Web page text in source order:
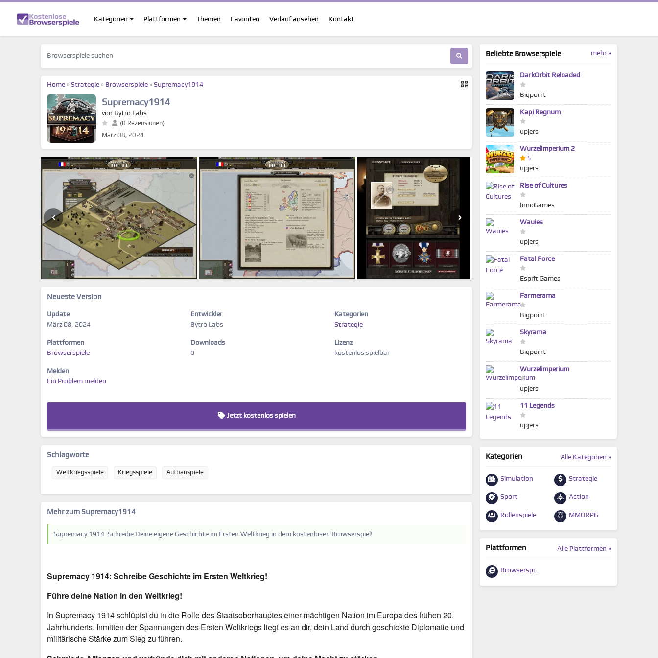
Kategorien Plattformen Themen Favoriten Verlauf ansehen Kontakt
Home » Strategie » Browserspiele » Supremacy1914
Supremacy1914
von Bytro Labs
(0 Rezensionen)
März 08, 2024
Neueste Version
Update
März 08, 2024
Entwickler
Bytro Labs
Kategorien
Strategie
Plattformen
Browserspiele
Downloads
0
Lizenz
kostenlos spielbar
Melden
Ein Problem melden
Jetzt kostenlos spielen
Schlagworte
Weltkriegsspiele Kriegsspiele Aufbauspiele
Mehr zum Supremacy1914
Supremacy 1914: Schreibe Deine eigene Geschichte im Ersten Weltkrieg in dem kostenlosen Browserspiel!
Supremacy 1914: Schreibe Geschichte im Ersten Weltkrieg!
Führe deine Nation in den Weltkrieg!
In Supremacy 1914 schlüpfst du in die Rolle des Staatsoberhauptes einer mächtigen Nation im Europa des frühen 20.
Jahrhunderts. Inmitten der Spannungen des Ersten Weltkriegs liegt es an dir, dein Land durch geschickte Diplomatie und
militärische Stärke zum Sieg zu führen.
mehr »
Beliebte Browserspiele
DarkOrbit Reloaded
Bigpoint
Kapi Regnum
upjers
Wurzelimperium 2
5
upjers
Rise of Cultures
InnoGames
Wauies
upjers
Fatal Force
Esprit Games
Farmerama
Bigpoint
Skyrama
Bigpoint
Wurzelimperium
upjers
11 Legends
upjers
Alle Kategorien »
Kategorien
Simulation Strategie
Sport Action
Rollenspiele MMORPG
Alle Plattformen »
Plattformen
Browserspiele